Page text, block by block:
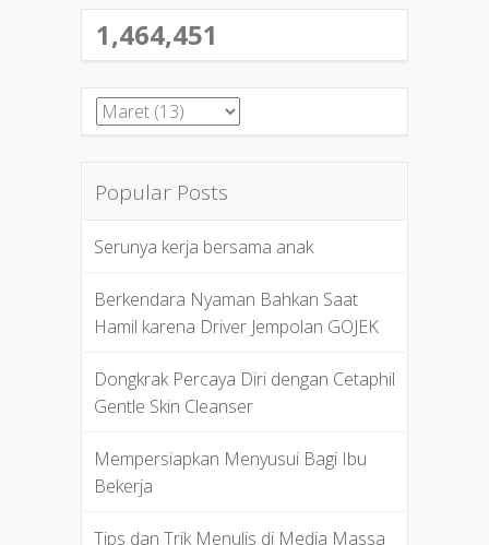
1,464,451
Popular Posts
Serunya kerja bersama anak
Berkendara Nyaman Bahkan Saat
Hamil karena Driver Jempolan GOJEK
Dongkrak Percaya Diri dengan Cetaphil
Gentle Skin Cleanser
Mempersiapkan Menyusui Bagi Ibu
Bekerja
Tips dan Trik Menulis di Media Massa